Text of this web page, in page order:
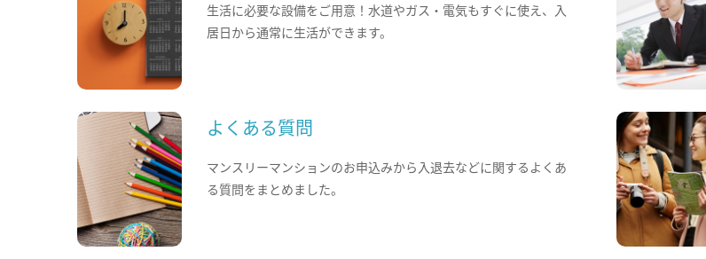
生活に必要な設備をご用意！水道やガス・電気もすぐに使え、入
居日から通常に生活ができます。
よくある質問
マンスリーマンションのお申込みから入退去などに関するよくあ
る質問をまとめました。